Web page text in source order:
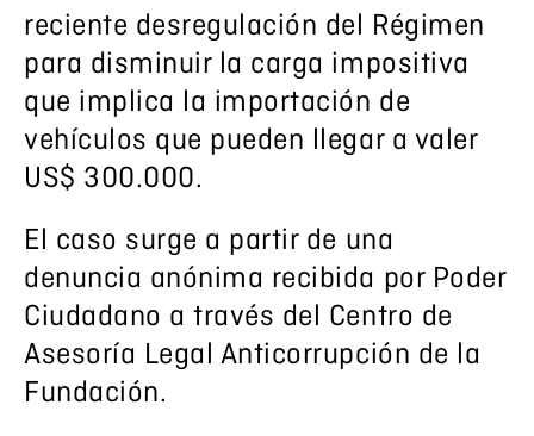
reciente desregulación del Régimen
para disminuir la carga impositiva
que implica la importación de
vehículos que pueden llegar a valer
US$ 300.000.
El caso surge a partir de una
denuncia anónima recibida por Poder
Ciudadano a través del Centro de
Asesoría Legal Anticorrupción de la
Fundación.